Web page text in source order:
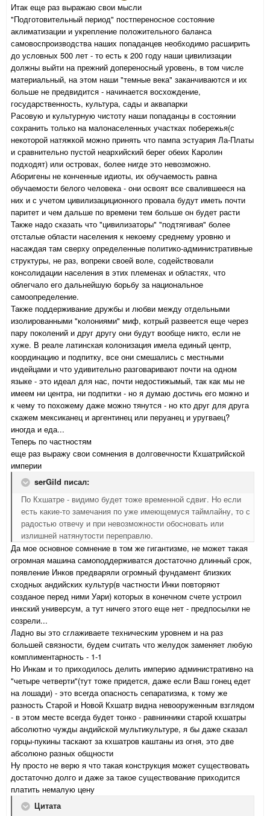
Итак еще раз выражаю свои мысли
"Подготовительный период" постпереносное состояние
аклиматизации и укрепление положительного баланса
самовоспроизводства наших попаданцев необходимо расширить
до условных 500 лет - то есть к 200 году наши цивилизации
должны выйти на прежний допереносный уровень, в том числе
материальный, на этом наши "темные века" заканчиваются и их
больше не предвидится - начинается восхождение,
государственность, культура, сады и аквапарки
Расовую и культурную чистоту наши попаданцы в состоянии
сохранить только на малонаселенных участках побережья(с
некоторой натяжкой можно принять что пампа эстуария Ла-Платы
и сравнительно пустой неархийский берег обеих Каролин
подходят) или островах, более нигде это невозможно.
Аборигены не конченные идиоты, их обучаемость равна
обучаемости белого человека - они освоят все свалившееся на
них и с учетом цивилизациционного провала будут иметь почти
паритет и чем дальше по времени тем больше он будет расти
Также надо сказать что "цивилизаторы" "подтягивая" более
отсталые области населения к некоему среднему уровню и
насаждая там сверху определенные политико-административные
структуры, не раз, вопреки своей воле, содействовали
консолидации населения в этих племенах и областях, что
облегчало его дальнейшую борьбу за национальное
самоопределение.
Также поддерживание дружбы и любви между отдельными
изолированными "колониями" миф, котрый развеется еще через
пару поколений и друг другу они будут вообще никто, если не
хуже. В реале латинская колонизация имела единый центр,
координацию и подпитку, все они смешались с местными
индейцами и что удивительно разговаривают почти на одном
языке - это идеал для нас, почти недостижымый, так как мы не
имеем ни центра, ни подпитки - но я думаю достичь его можно и
к чему то похожему даже можно тянутся - но кто друг для друга
скажем мексиканец и аргентинец или перуанец и уругваец?
иногда и еда...
Теперь по частностям
еще раз выражу свои сомнения в долговечности Кхшатрийской
империи
serGild писал:
По Кхшатре - видимо будет тоже временной сдвиг. Но если
есть какие-то замечания по уже имеющемуся таймлайну, то с
радостью отвечу и при невозможности обосновать или
излишней натянутости переправлю.
Да мое основное сомнение в том же гигантизме, не может такая
огромная машина самоподдерживатся достаточно длинный срок,
появление Инков предваряли огромный фундамент близких
сходных андийских культур(в частности Инки повторяют
созданое перед ними Уари) которых в конечном счете устроил
инкский универсум, а тут ничего этого еще нет - предпосылки не
созрели...
Ладно вы это сглаживаете техническим уровнем и на раз
большей связности, будем считать что желудок заменяет любую
комплиментарность - 1-1
Но Инкам и то приходилось делить империю административно на
"четыре четверти"(тут тоже придется, даже если Ваш гонец едет
на лошади) - это всегда опасность сепаратизма, к тому же
разность Старой и Новой Кхшатр видна невооруженным взглядом
- в этом месте всегда будет тонко - равнинники старой кхшатры
абсолютно чужды андийской мультикультуре, я бы даже сказал
горцы-пукины таскают за кхшатров каштаны из огня, это две
абсолюно разных общности
Ну просто не верю я что такая конструкция может существовать
достаточно долго и даже за такое существование приходится
платить немалую цену
Цитата